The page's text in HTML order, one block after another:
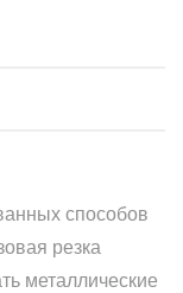
способов
резка
металлические